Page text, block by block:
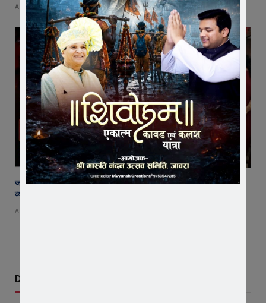
AUGUST 7, 2026
जावरा SDM कार्यालय पहुंचे रतलाम कलेक्टर अजय कटेसरिया, रिकॉर्ड और कानून-
व्यवस्था की तैयारियों का किया निरीक्षण
AUGUST 7, 2026
Don't Miss